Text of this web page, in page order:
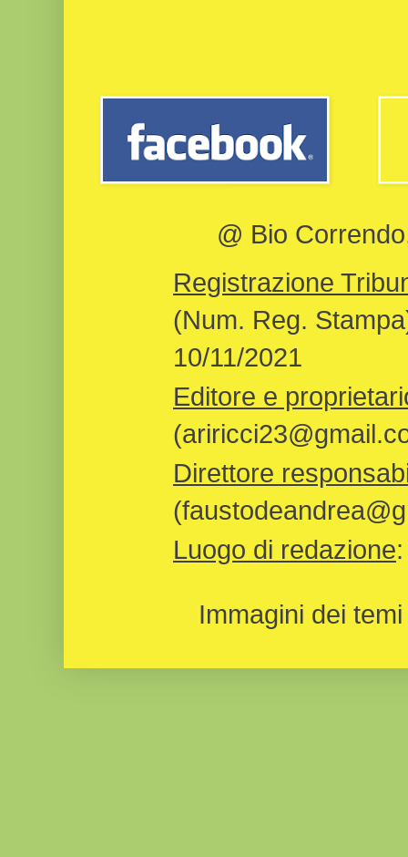
@ Bio
Registrazione
(Num. Reg.
10/11/2021
Editore e
Direttore
Luogo di redazione
Immagini dei